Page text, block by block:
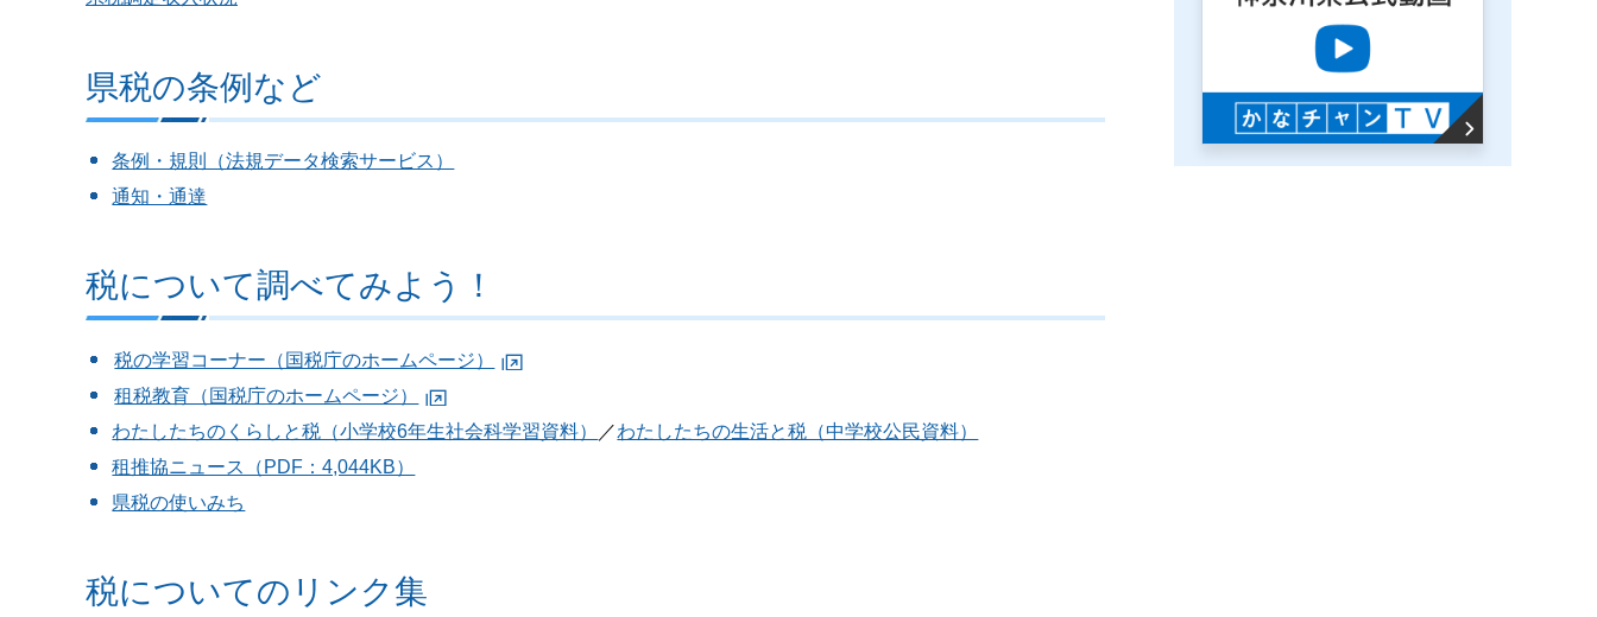
県税の条例など
条例・規則（法規データ検索サービス）
通知・通達
税について調べてみよう！
税の学習コーナー（国税庁のホームページ）
租税教育（国税庁のホームページ）
わたしたちのくらしと税（小学校6年生社会科学習資料）
／わたしたちの生活と税（中学校公民資料）
租推協ニュース（PDF：4,044KB）
県税の使いみち
税についてのリンク集